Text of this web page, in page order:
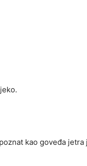
kao goveđa jetra